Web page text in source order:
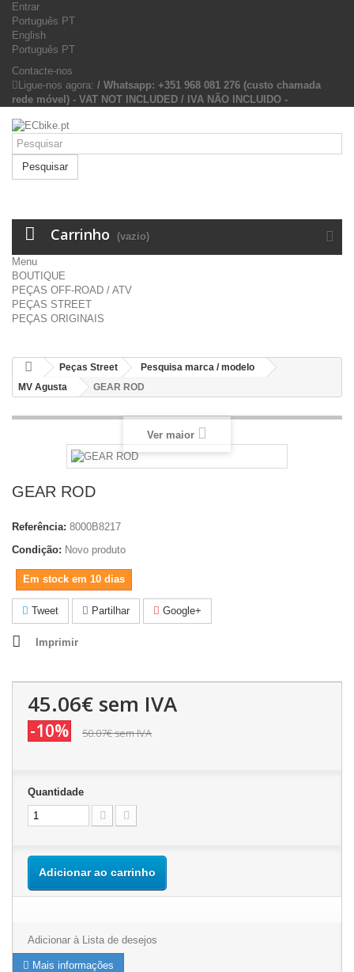
Entrar
Português PT
English
Português PT
Contacte-nos
Ligue-nos agora: / Whatsapp: +351 968 081 276 (custo chamada
rede móvel) - VAT NOT INCLUDED / IVA NÃO INCLUIDO -
Pesquisar
Carrinho (vazio)
Menu
BOUTIQUE
PEÇAS OFF-ROAD / ATV
PEÇAS STREET
PEÇAS ORIGINAIS
Peças Street
Pesquisa marca / modelo
MV Agusta
GEAR ROD
Ver maior
GEAR ROD
Referência: 8000B8217
Condição: Novo produto
Em stock em 10 dias
Tweet Partilhar Google+
Imprimir
45.06€ sem IVA
-10% 50.07€sem IVA
Quantidade
Adicionar ao carrinho
Adicionar à Lista de desejos
Mais informações